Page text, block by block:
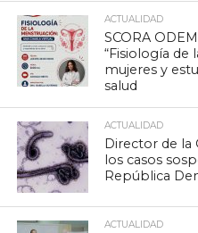
ACTUALIDAD
SCORA
“Fisiología de
mujeres y
salud
ACTUALIDAD
Director de la
los casos
República
ACTUALIDAD